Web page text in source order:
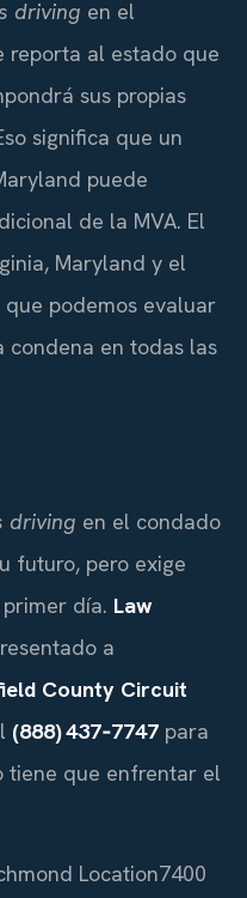
driving en el
reporta al estado que
sus propias
significa que un
puede
de la MVA. El
Maryland y el
podemos evaluar
condena en todas las
driving en el condado
futuro, pero exige
día. Law
a
County Circuit
(888) 437‑7747 para
tiene que enfrentar el
Location7400